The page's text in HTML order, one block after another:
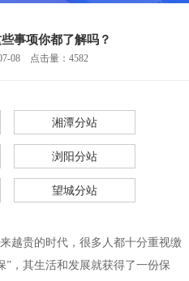
事项你都了解吗？
08 点击量：4582
湘潭分站
浏阳分站
望城分站
越贵的时代，很多人都十分重视缴
”，其生活和发展就获得了一份保